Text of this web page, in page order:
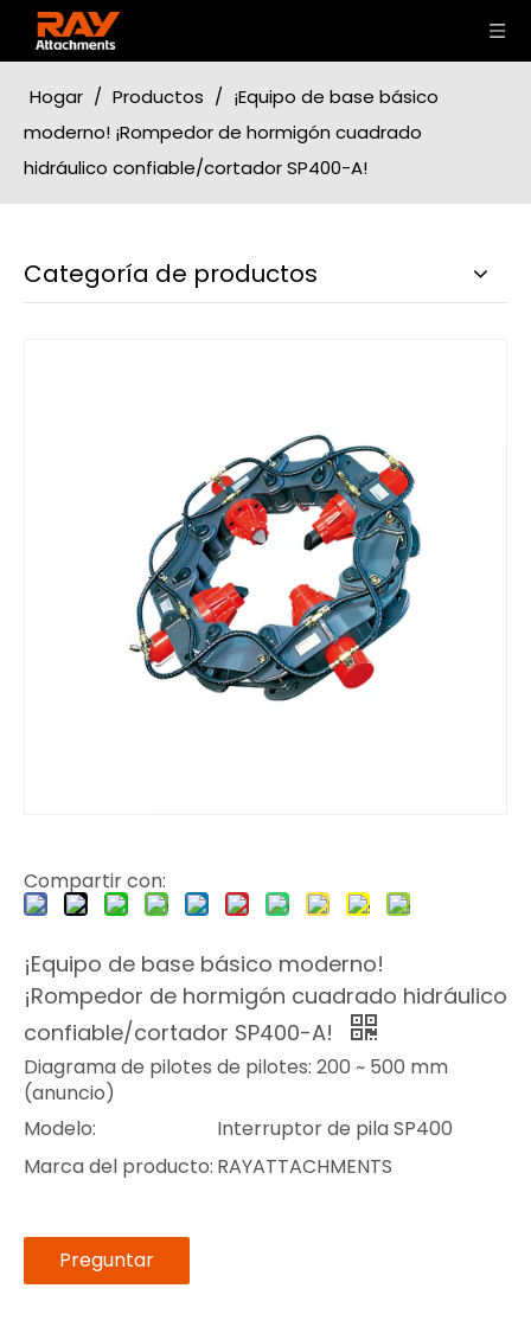
Hogar / Productos / ¡Equipo de base básico
moderno! ¡Rompedor de hormigón cuadrado
hidráulico confiable/cortador SP400-A!
Categoría de productos
Compartir con:
¡Equipo de base básico moderno!
¡Rompedor de hormigón cuadrado hidráulico
confiable/cortador SP400-A!
Diagrama de pilotes de pilotes: 200 ~ 500 mm
(anuncio)
Modelo:
Interruptor de pila SP400
Marca del producto: RAYATTACHMENTS
Preguntar